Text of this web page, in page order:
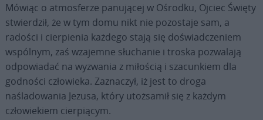
Mówiąc o atmosferze panującej w Ośrodku, Ojciec Święty
stwierdził, że w tym domu nikt nie pozostaje sam, a
radości i cierpienia każdego stają się doświadczeniem
wspólnym, zaś wzajemne słuchanie i troska pozwalają
odpowiadać na wyzwania z miłością i szacunkiem dla
godności człowieka. Zaznaczył, iż jest to droga
naśladowania Jezusa, który utożsamił się z każdym
człowiekiem cierpiącym.